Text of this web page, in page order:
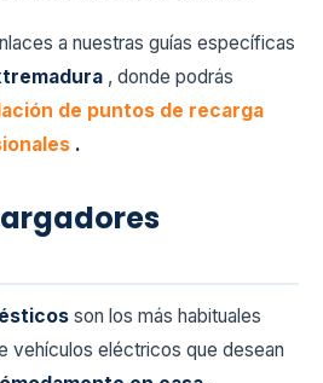
a nuestras guías específicas
, donde podrás
de puntos de recarga
.
son los más habituales
vehículos eléctricos que desean